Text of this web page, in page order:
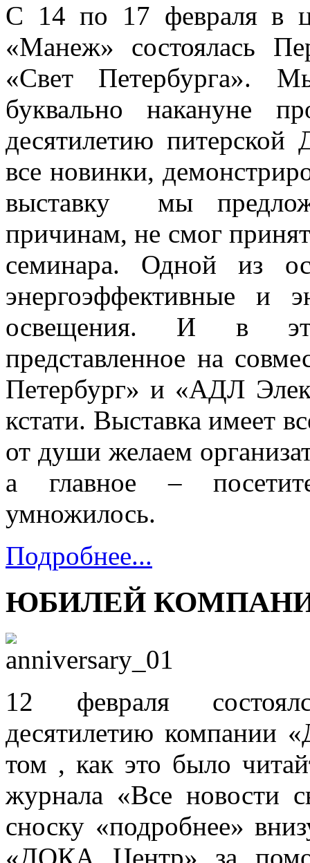
С 14 по 17 февраля в
«Манеж» состоялась
«Свет Петербурга».
буквально накануне
десятилетию
все новинки,
выставку мы
причинам, не смог
семинара. Одной из
энергоэффективные и
освещения. И в
представленное на
Петербург» и «АДЛ
кстати. Выставка имеет
от души желаем
а главное –
умножилось.
Подробнее...
ЮБИЛЕЙ
12 февраля
десятилетию
том , как это было
журнала «Все новости
сноску «подробнее»